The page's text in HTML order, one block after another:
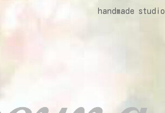
handmade studio